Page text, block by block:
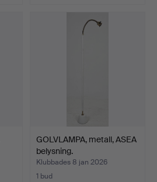
GOLVLAMPA, metall, ASEA
belysning.
Klubbades 8 jan 2026
1 bud